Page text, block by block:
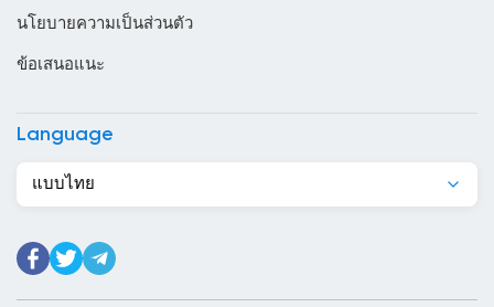
นิการากัว
บังกลาเทศ
นโยบายความเป็นส่วนตัว
ข้อเสนอแนะ
Language
แบบไทย